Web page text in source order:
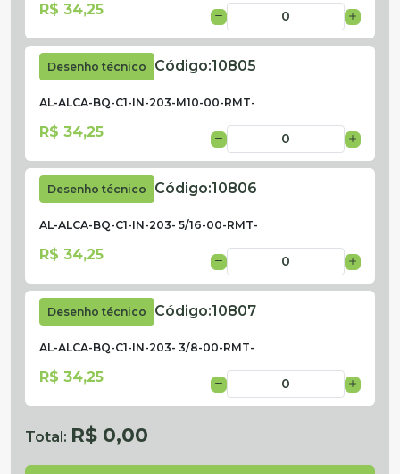
R$ 34,25
Desenho técnico Código:10805
AL-ALCA-BQ-C1-IN-203-M10-00-RMT-
R$ 34,25
Desenho técnico Código:10806
AL-ALCA-BQ-C1-IN-203- 5/16-00-RMT-
R$ 34,25
Desenho técnico Código:10807
AL-ALCA-BQ-C1-IN-203- 3/8-00-RMT-
R$ 34,25
Total: R$ 0,00